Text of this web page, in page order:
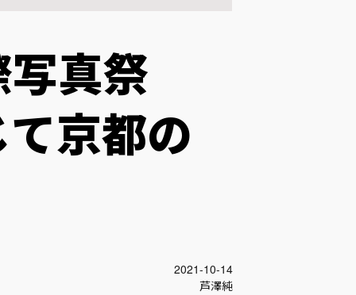
真祭
京都の
投稿日
2021-10-14
Author
芦澤純